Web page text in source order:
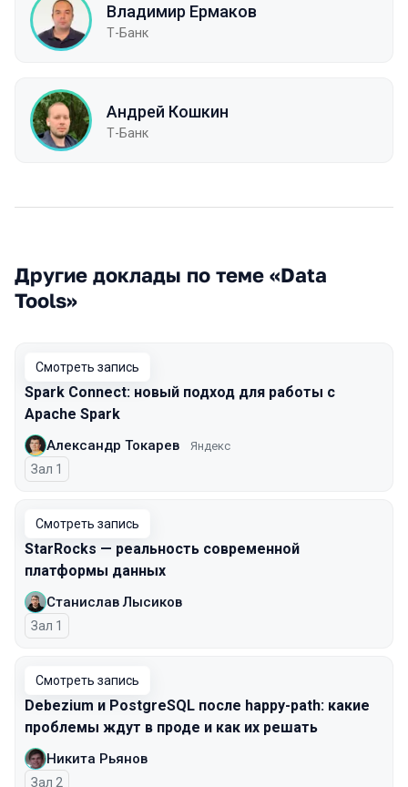
Владимир Ермаков
Т-Банк
Андрей Кошкин
Т-Банк
Другие доклады по теме «Data
Tools»
Смотреть запись
Spark Connect: новый подход для работы с
Apache Spark
Александр Токарев Яндекс
Зал 1
Смотреть запись
StarRocks — реальность современной
платформы данных
Станислав Лысиков
Зал 1
Смотреть запись
Debezium и PostgreSQL после happy-path: какие
проблемы ждут в проде и как их решать
Никита Рьянов
Зал 2